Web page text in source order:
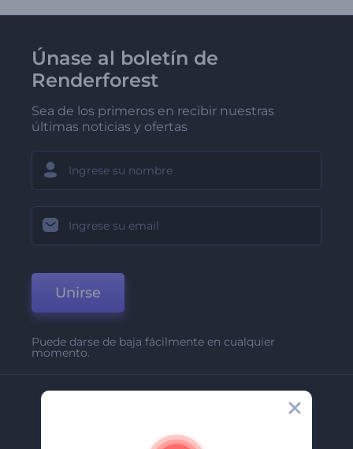
Únase al boletín de
Renderforest
Sea de los primeros en recibir nuestras
últimas noticias y ofertas
Unirse
Puede darse de baja fácilmente en cualquier
momento.